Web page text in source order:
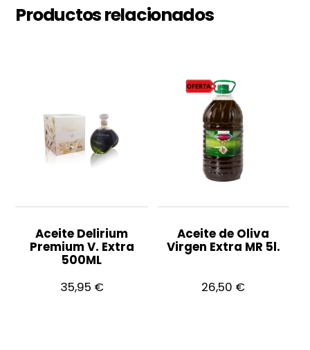
Productos relacionados
Aceite Delirium
Premium V. Extra
500ML
35,95 €
Aceite de Oliva
Virgen Extra MR 5l.
26,50 €